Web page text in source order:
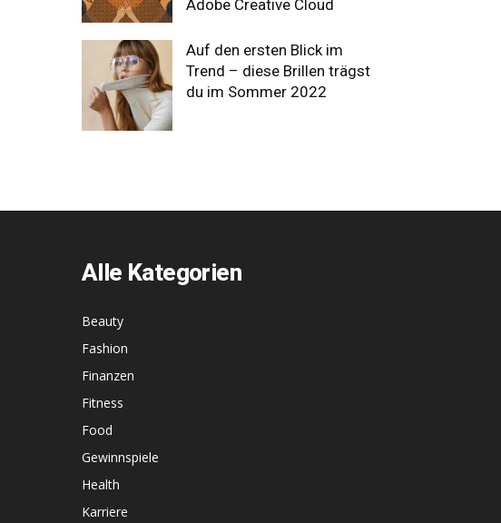
Adobe Creative Cloud
Auf den ersten Blick im
Trend – diese Brillen trägst
du im Sommer 2022
Alle Kategorien
Beauty
Fashion
Finanzen
Fitness
Food
Gewinnspiele
Health
Karriere